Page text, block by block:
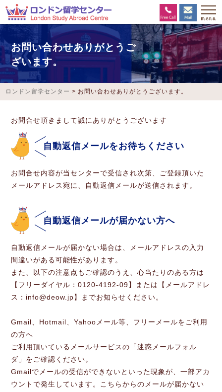
お問い合わせありがとうご
ざいます。
ロンドン留学センター > お問い合わせありがとうございます。
お問合せ頂きまして誠にありがとうございます
自動返信メールをお待ちください
お問合せ内容が当センターで受信され次第、ご登録頂いた
メールアドレス宛に、自動返信メールが送信されます。
自動返信メールが届かない方へ
自動返信メールが届かない場合は、メールアドレスの入力
間違いがある可能性があります。
また、以下の注意点もご確認のうえ、心当たりのある方は
【フリーダイヤル：0120-4192-09】または【メールアドレ
ス：info@deow.jp】までお知らせください。
Gmail、Hotmail、Yahooメール等、フリーメールをご利用
の方へ
ご利用頂いているメールサービスの「迷惑メールフォル
ダ」をご確認ください。
Gmailでメールの受信ができないといった現象が、一部アカ
ウントで発生しています。こちらからのメールが届かない